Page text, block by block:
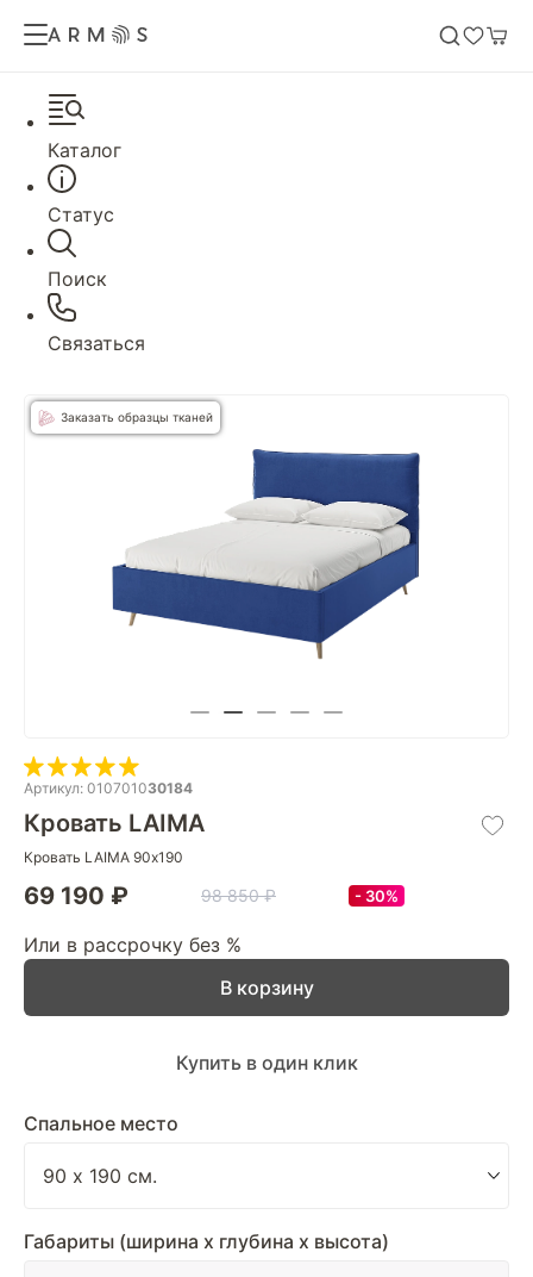
Каталог
Статус
Поиск
Связаться
Заказать образцы тканей
Артикул: 010701030184
Кровать LAIMA
Кровать LAIMA 90х190
69 190 ₽ 98 850 ₽ 30%
Или в рассрочку без %
Спальное место
Габариты (ширина х глубина х высота)
В корзину
Купить в один клик